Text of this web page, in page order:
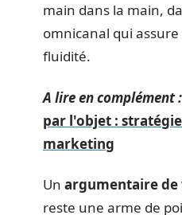
main dans la main,
omnicanal qui
fluidité.
A lire en complément :
par l'objet :
marketing
Un argumentaire de
reste une arme de